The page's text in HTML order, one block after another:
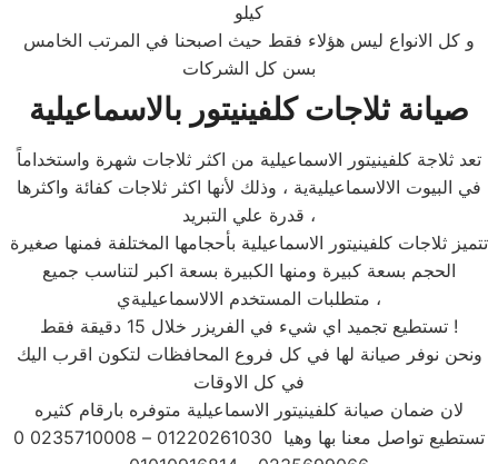
كيلو
و كل الانواع ليس هؤلاء فقط حيث اصبحنا في المرتب الخامس
بسن كل الشركات
صيانة ثلاجات كلفينيتور بالاسماعيلية
تعد ثلاجة كلفينيتور الاسماعيلية من اكثر ثلاجات شهرة واستخداماً
في البيوت الالاسماعيليةية ، وذلك لأنها اكثر ثلاجات كفائة واكثرها
قدرة علي التبريد ،
تتميز ثلاجات كلفينيتور الاسماعيلية بأحجامها المختلفة فمنها صغيرة
الحجم بسعة كبيرة ومنها الكبيرة بسعة اكبر لتناسب جميع
متطلبات المستخدم الالاسماعيليةي ،
تستطيع تجميد اي شيء في الفريزر خلال 15 دقيقة فقط !
ونحن نوفر صيانة لها في كل فروع المحافظات لتكون اقرب اليك
في كل الاوقات
لان ضمان صيانة كلفينيتور الاسماعيلية متوفره بارقام كثيره
تستطيع تواصل معنا بها وهيا 01220261030 – 0235710008 0